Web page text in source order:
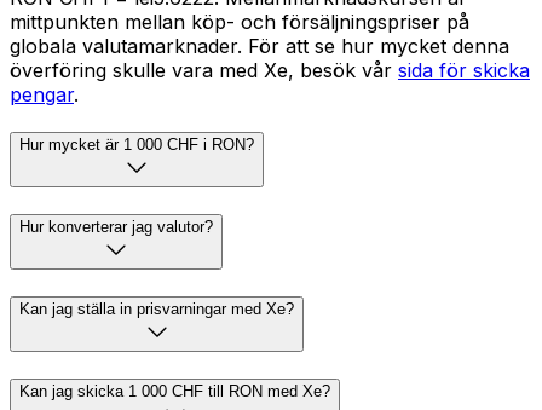
mittpunkten mellan köp- och försäljningspriser på
globala valutamarknader. För att se hur mycket denna
överföring skulle vara med Xe, besök vår sida för skicka
pengar.
Hur mycket är 1 000 CHF i RON?
Hur konverterar jag valutor?
Kan jag ställa in prisvarningar med Xe?
Kan jag skicka 1 000 CHF till RON med Xe?